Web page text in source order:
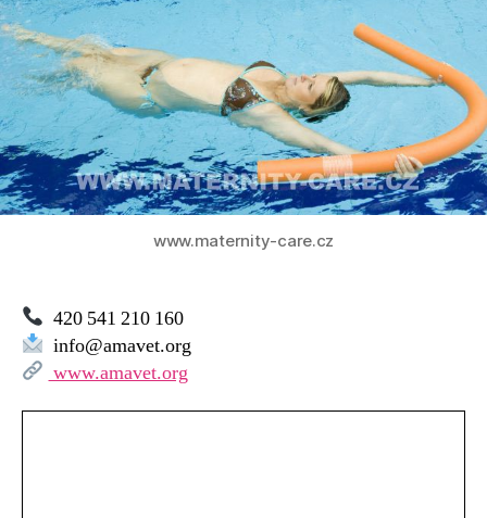
Brno
www.maternity-care.cz
420 541 210 160
info@amavet.org
www.amavet.org